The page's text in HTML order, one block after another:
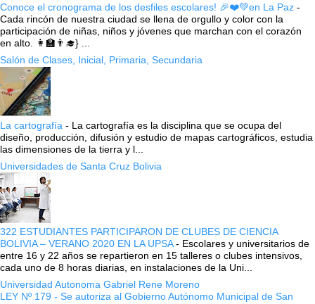
Conoce el cronograma de los desfiles escolares! 🎉❤️💚en La Paz -
Cada rincón de nuestra ciudad se llena de orgullo y color con la
participación de niñas, niños y jóvenes que marchan con el corazón
en alto. 👩‍🏫👨‍🎓} ...
Salón de Clases, Inicial, Primaria, Secundaria
La cartografía - La cartografía es la disciplina que se ocupa del
diseño, producción, difusión y estudio de mapas cartográficos, estudia
las dimensiones de la tierra y l...
Universidades de Santa Cruz Bolivia
322 ESTUDIANTES PARTICIPARON DE CLUBES DE CIENCIA
BOLIVIA – VERANO 2020 EN LA UPSA- Escolares y universitarios de
entre 16 y 22 años se repartieron en 15 talleres o clubes intensivos,
cada uno de 8 horas diarias, en instalaciones de la Uni...
Universidad Autonoma Gabriel Rene Moreno
LEY Nº 179 - Se autoriza al Gobierno Autónomo Municipal de San